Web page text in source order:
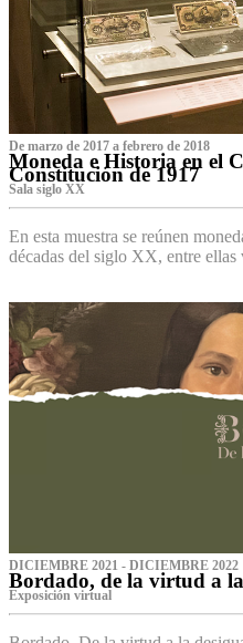
De marzo de 2017 a febrero de 2018
Moneda e Historia en el
Constitución de 1917
Sala siglo XX
En esta muestra se reúnen
décadas del siglo XX, entre
DICIEMBRE 2021 - DICIEMBRE 2022
Bordado, de la virtud a
Exposición virtual‌